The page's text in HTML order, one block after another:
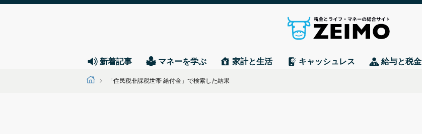
新着記事 マネーを学ぶ 家計と生活 キャッシュレス 給与と税金
「住民税非課税世帯 給付金」で検索した結果